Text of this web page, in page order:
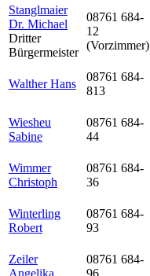
Stanglmaier
Dr. Michael
Dritter
Bürgermeister
08761 684-
12
(Vorzimmer)
Walther Hans
08761 684-
813
Wiesheu
Sabine
08761 684-
44
Wimmer
Christoph
08761 684-
36
Winterling
Robert
08761 684-
93
Zeiler
Angelika
08761 684-
96